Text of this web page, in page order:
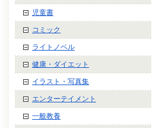
児童書
コミック
ライトノベル
健康・ダイエット
イラスト・写真集
エンターテイメント
一般教養